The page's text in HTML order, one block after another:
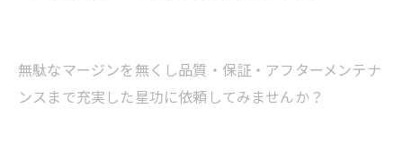
無駄なマージンを無くし品質・保証・アフターメンテナ
ンスまで充実した星功に依頼してみませんか？